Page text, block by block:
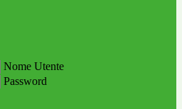
Nome Utente
Password